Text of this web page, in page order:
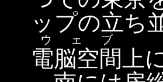
ップの立ち
電脳空間
ウェブ
上